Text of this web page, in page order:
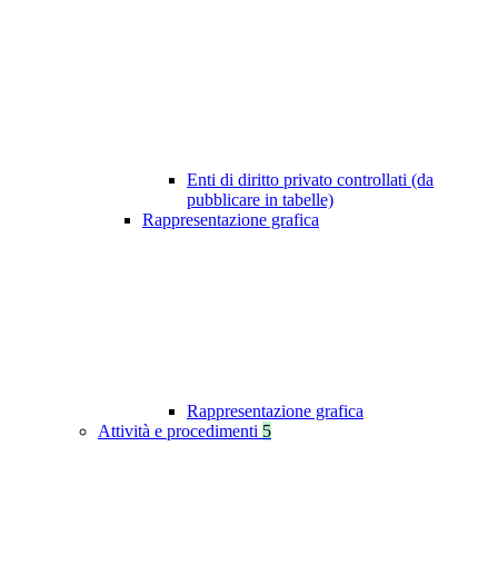
Enti di diritto privato controllati (da
pubblicare in tabelle)
Rappresentazione grafica
Rappresentazione grafica
Attività e procedimenti 5